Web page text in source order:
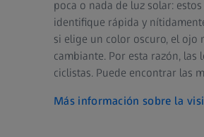
poca o nada de luz solar:
identifique rápida y
si elige un color oscuro, el ojo
cambiante. Por esta razón,
ciclistas. Puede encontrar las
Más información sobre la